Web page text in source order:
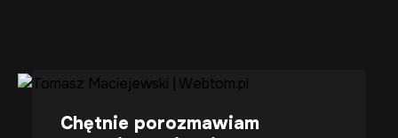
Chętnie porozmawiam